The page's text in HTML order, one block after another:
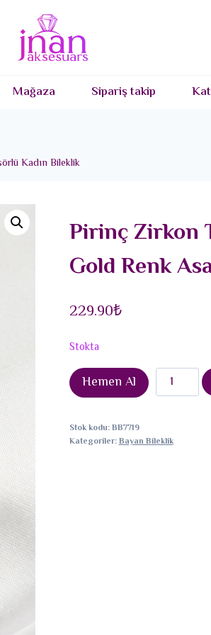
Mağaza Sipariş takip
Kadın Bileklik
Pirinç Zirkon
Gold Renk
229.90₺
Stokta
Hemen Al
Pirinç
Zirkon
Sıralı
Stok kodu:BB7719
Kategoriler:Bayan Bileklik